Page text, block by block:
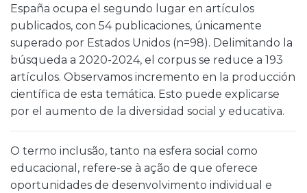
España ocupa el segundo lugar en artículos
publicados, con 54 publicaciones, únicamente
superado por Estados Unidos (n=98). Delimitando la
búsqueda a 2020-2024, el corpus se reduce a 193
artículos. Observamos incremento en la producción
científica de esta temática. Esto puede explicarse
por el aumento de la diversidad social y educativa.
O termo inclusão, tanto na esfera social como
educacional, refere-se à ação de que oferece
oportunidades de desenvolvimento individual e